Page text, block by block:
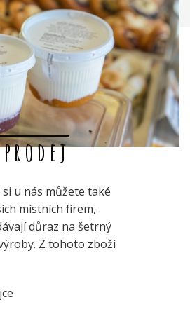
u nás můžete také
místních firem,
důraz na šetrný
Z tohoto zboží